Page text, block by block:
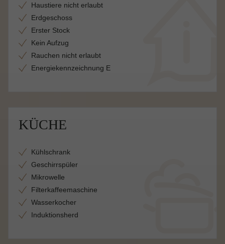
Haustiere nicht erlaubt
Erdgeschoss
Erster Stock
Kein Aufzug
Rauchen nicht erlaubt
Energiekennzeichnung E
KÜCHE
Kühlschrank
Geschirrspüler
Mikrowelle
Filterkaffeemaschine
Wasserkocher
Induktionsherd